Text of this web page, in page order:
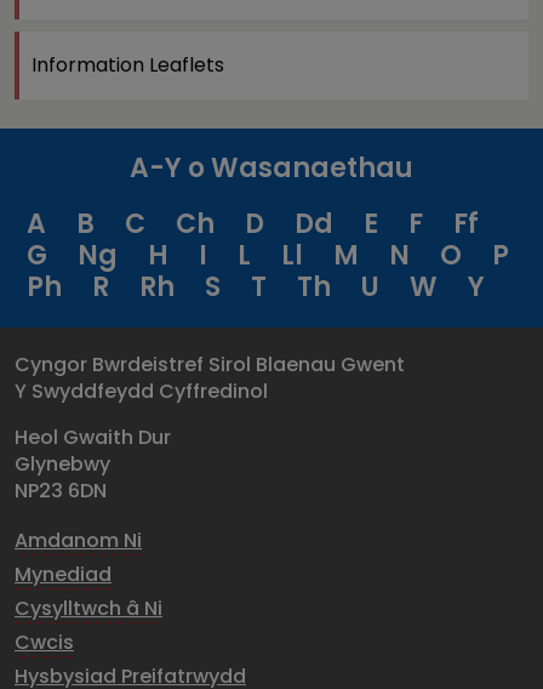
Information Leaflets
A-Y o Wasanaethau
A
B C Ch D Dd E F
Ff
G
Ng H I L Ll M N O
P
Ph
R Rh S T Th U W Y
Cyngor Bwrdeistref Sirol Blaenau Gwent
Y Swyddfeydd Cyffredinol
Heol Gwaith Dur
Glynebwy
NP23 6DN
Amdanom Ni
Mynediad
Cysylltwch â Ni
Cwcis
Hysbysiad Preifatrwydd